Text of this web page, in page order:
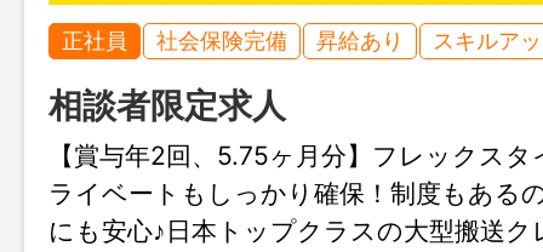
正社員 社会保険完備 昇給あり スキルア
相談者限定求人
【賞与年2回、5.75ヶ月分】フレックス
ライベートもしっかり確保！制度もある
にも安心♪日本トップクラスの大型搬送ク